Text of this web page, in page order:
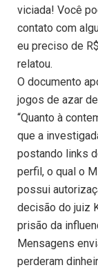
viciada! Você
contato com
eu preciso de
relatou.
O documento
jogos de azar
“Quanto à
que a
postando links
perfil, o qual o
possui
decisão do juiz
prisão da
Mensagens
perderam